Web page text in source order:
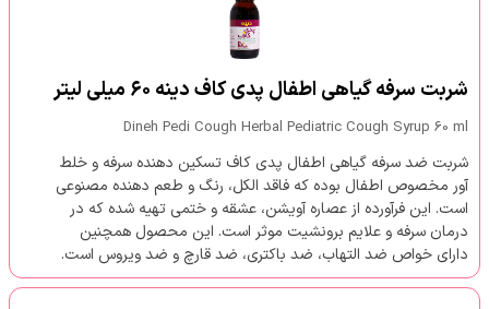
شربت سرفه گیاهی اطفال پدی کاف دینه ۶۰ میلی لیتر
Dineh Pedi Cough Herbal Pediatric Cough Syrup 60 ml
شربت ضد سرفه گیاهی اطفال پدی کاف تسکین دهنده سرفه و خلط
آور مخصوص اطفال بوده که فاقد الکل، رنگ و طعم دهنده مصنوعی
است. این فرآورده از عصاره آویشن، عشقه و ختمی تهیه شده که در
درمان سرفه و علایم برونشیت موثر است. این محصول همچنین
دارای خواص ضد التهاب، ضد باکتری، ضد قارچ و ضد ویروس است.